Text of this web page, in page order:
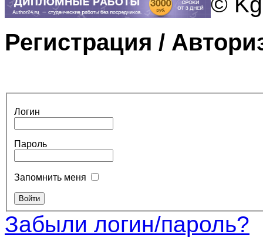
Регистрация /
Логин
Пароль
Запомнить меня
Забыли логин/пароль?